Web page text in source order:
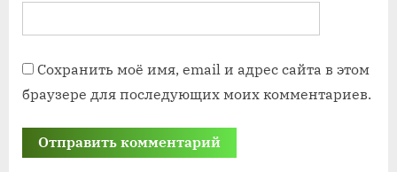
Сохранить моё имя, email и адрес сайта в этом
браузере для последующих моих комментариев.